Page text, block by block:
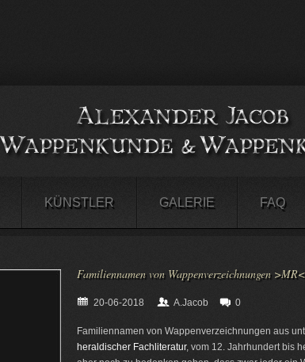
KÜNSTLER GALERIE FAQ
Familiennamen von Wappenverzeichnungen >MR<
20-06-2018 A.Jacob 0
Familiennamen von Wappenverzeichnungen aus
heraldischer Fachliteratur, vom 12. Jahrhundert bis